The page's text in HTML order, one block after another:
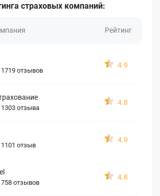
страховых компаний:
Рейтинг
1719 отзывов
4.9
1303 отзыва
4.8
1101 отзыв
4.9
758 отзывов
4.8